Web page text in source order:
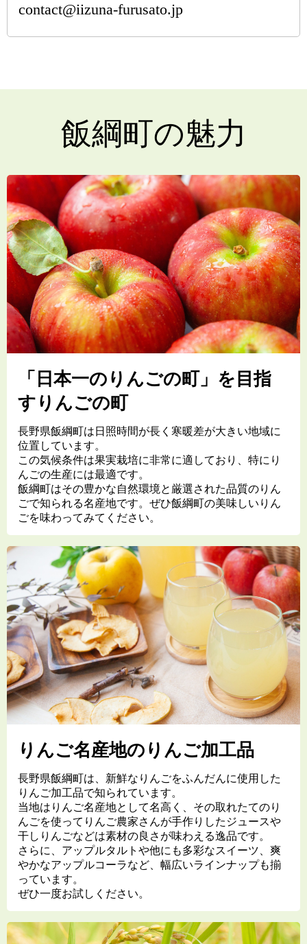
contact@iizuna-furusato.jp
飯綱町の魅力
「日本一のりんごの町」を目指
すりんごの町
長野県飯綱町は日照時間が長く寒暖差が大きい地域に
位置しています。
この気候条件は果実栽培に非常に適しており、特にり
んごの生産には最適です。
飯綱町はその豊かな自然環境と厳選された品質のりん
ごで知られる名産地です。ぜひ飯綱町の美味しいりん
ごを味わってみてください。
りんご名産地のりんご加工品
長野県飯綱町は、新鮮なりんごをふんだんに使用した
りんご加工品で知られています。
当地はりんご名産地として名高く、その取れたてのり
んごを使ってりんご農家さんが手作りしたジュースや
干しりんごなどは素材の良さが味わえる逸品です。
さらに、アップルタルトや他にも多彩なスイーツ、爽
やかなアップルコーラなど、幅広いラインナップも揃
っています。
ぜひ一度お試しください。